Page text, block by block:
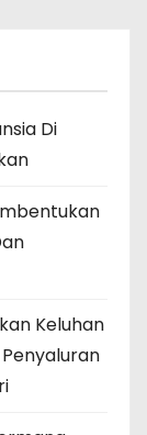
Di
Keluhan